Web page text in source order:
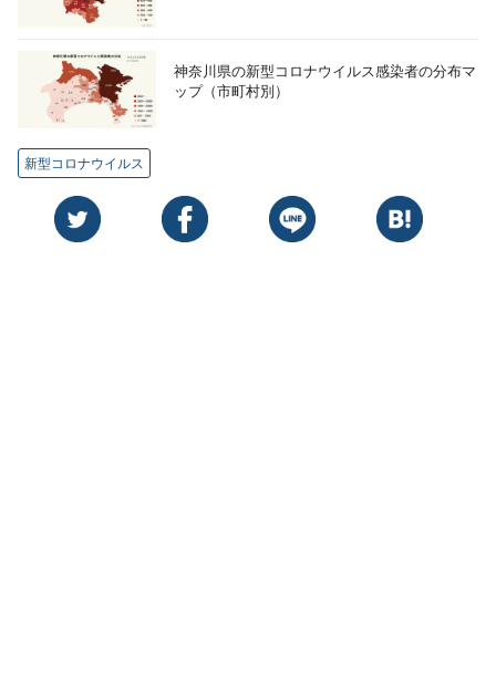
神奈川県の新型コロナウイルス感染者の分布マ
ップ（市町村別）
新型コロナウイルス